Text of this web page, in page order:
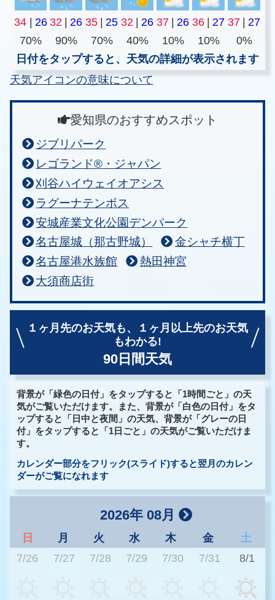
34 | 26 32 | 26 35 | 25 32 | 26 37 | 26 36 | 27 37 | 27
70%
90% 70% 40% 10% 10%
0%
日付をタップすると、天気の詳細が表示されます
天気アイコンの意味について
愛知県のおすすめスポット
ジブリパーク
レゴランド®・ジャパン
刈谷ハイウェイオアシス
ラグーナテンボス
安城産業文化公園デンパーク
名古屋城（那古野城）
金シャチ横丁
名古屋港水族館
熱田神宮
大須商店街
１ヶ月先のお天気も、
１ヶ月以上先のお天気
もわかる!
90日間天気
背景が「緑色の日付」をタップすると「1時間ごと」の天
気がご覧いただけます。また、背景が「白色の日付」をタ
ップすると「日中と夜間」の天気、背景が「グレーの日
付」をタップすると「1日ごと」の天気がご覧いただけま
す。
カレンダー部分をフリック(スライド)すると翌月のカレン
ダーがご覧になれます
2026年 08月
日 月 火 水 木 金
土
7/26
7/27 7/28 7/29 7/30 7/31 8/1